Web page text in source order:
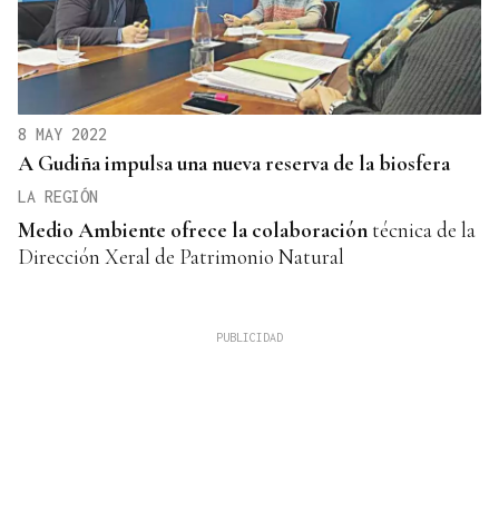
8 MAY 2022
A Gudiña impulsa una nueva reserva de la biosfera
LA REGIÓN
Medio Ambiente ofrece la colaboración técnica de la
Dirección Xeral de Patrimonio Natural